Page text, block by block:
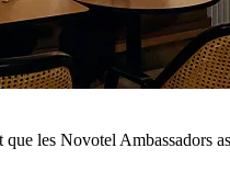
les Novotel Ambassadors